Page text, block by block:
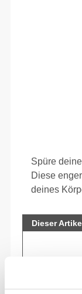
Spüre
Diese
deines
Dieser